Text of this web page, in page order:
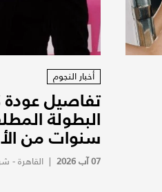
أخبار النجوم
تفاصيل
البطولة
سنوات من
07 آب 2026 | القاهرة -